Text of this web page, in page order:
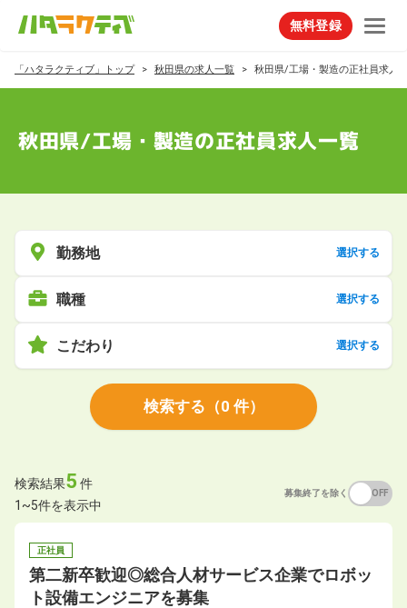
無料登録
「ハタラクティブ」トップ 秋田県の求人一覧 秋田県/工場・製造の正社員求人
秋田県/工場・製造の正社員求人一覧
勤務地 選択する
職種 選択する
こだわり 選択する
検索する （0 件）
検索結果5 件
1~5件を表示中
募集終了を除く OFF
正社員
第二新卒歓迎◎総合人材サービス企業でロボッ
ト設備エンジニアを募集